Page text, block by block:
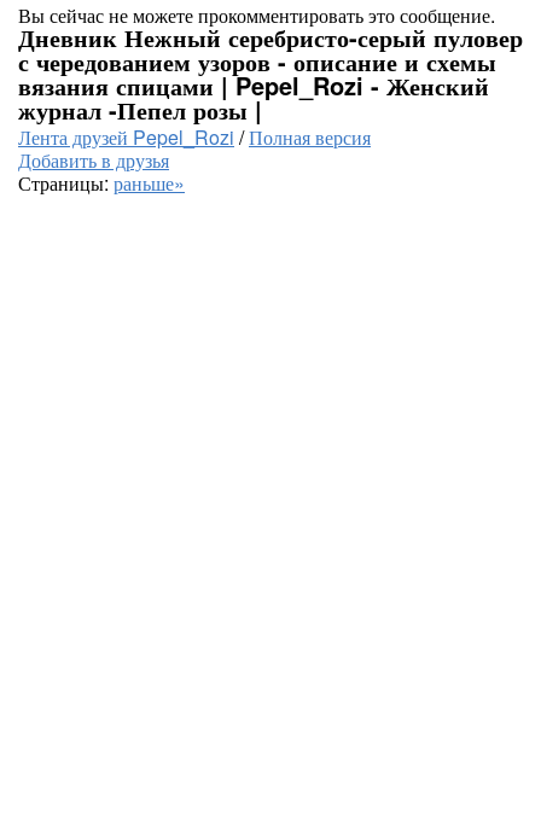
Вы сейчас не можете прокомментировать это сообщение.
Дневник Нежный серебристо-серый пуловер
с чередованием узоров - описание и схемы
вязания спицами | Pepel_Rozi - Женский
журнал -Пепел розы |
Лента друзей Pepel_Rozi /Полная версия
Добавить в друзья
Страницы: раньше»